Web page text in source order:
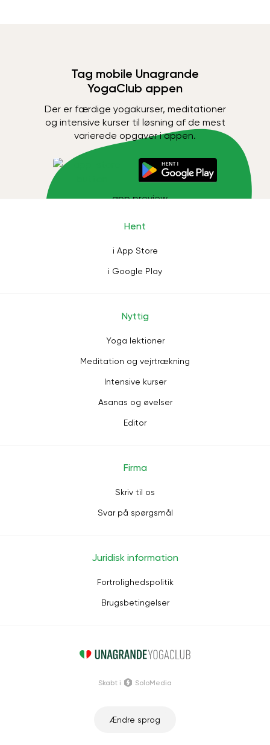
Tag mobile Unagrande
YogaClub appen
Der er færdige yogakurser, meditationer
og intensive kurser til løsning af de mest
varierede opgaver i appen.
Hent
i App Store
i Google Play
Nyttig
Yoga lektioner
Meditation og vejrtrækning
Intensive kurser
Asanas og øvelser
Editor
Firma
Skriv til os
Svar på spørgsmål
Juridisk information
Fortrolighedspolitik
Brugsbetingelser
Ændre sprog
Skabt i SoloMedia